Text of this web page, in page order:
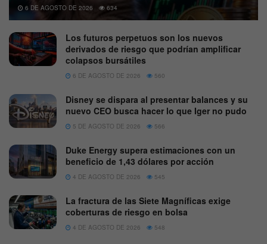
6 DE AGOSTO DE 2026 634
Los futuros perpetuos son los nuevos
derivados de riesgo que podrían amplificar
colapsos bursátiles
6 DE AGOSTO DE 2026 560
Disney se dispara al presentar balances y su
nuevo CEO busca hacer lo que Iger no pudo
5 DE AGOSTO DE 2026 566
Duke Energy supera estimaciones con un
beneficio de 1,43 dólares por acción
4 DE AGOSTO DE 2026 545
La fractura de las Siete Magníficas exige
coberturas de riesgo en bolsa
4 DE AGOSTO DE 2026 548